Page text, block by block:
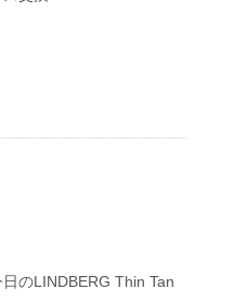
日のLINDBERG Thin Tan